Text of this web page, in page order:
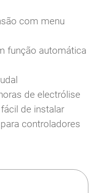
com menu
função automática
de electrólise
de instalar
controladores